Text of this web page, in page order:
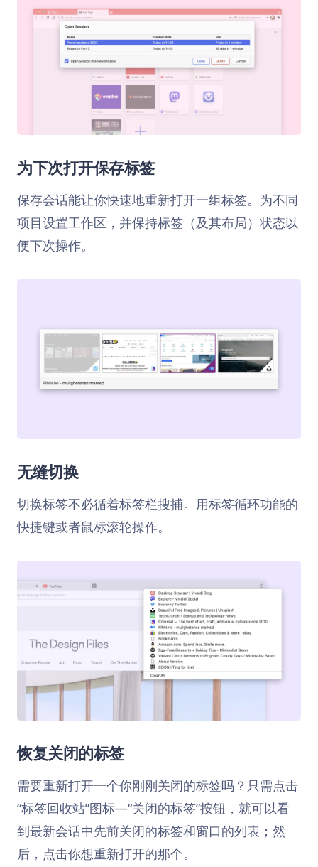
为下次打开保存标签
保存会话能让你快速地重新打开一组标签。为不同
项目设置工作区，并保持标签（及其布局）状态以
便下次操作。
无缝切换
切换标签不必循着标签栏搜捕。用标签循环功能的
快捷键或者鼠标滚轮操作。
恢复关闭的标签
需要重新打开一个你刚刚关闭的标签吗？只需点击
“标签回收站”图标—“关闭的标签”按钮，就可以看
到最新会话中先前关闭的标签和窗口的列表；然
后，点击你想重新打开的那个。